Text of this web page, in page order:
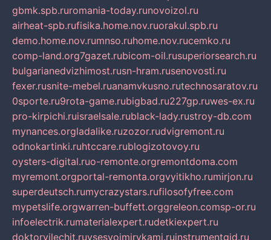
gbmk.spb.ruromania-today.runovoizol.ru
airheat-spb.rufisika.home.nov.ruorakul.spb.ru
demo.home.nov.rumnso.ruhome.nov.rucemko.ru
comp-land.org7gazet.rubicom-oil.rusuperiorsearch.ru
bulgarianedvizhimost.rusn-hram.rusenovosti.ru
fexer.rusnite-mebel.ruanamvkusno.rutechnosaratov.ru
0sporte.ru9rota-game.rubigbad.ru227gp.ruwes-ex.ru
pro-kirpichi.ruisraelsale.rublack-lady.rustroy-db.com
mynances.orgladalike.ruzozor.rudvigremont.ru
odnokartinki.ruhtccare.rublogizotovoy.ru
oysters-digital.ruo-remonte.orgremontdoma.com
myremont.orgportal-remonta.orgvyitikho.rumirjon.ru
superdeutsch.rumycrazystars.rufilosofyfree.com
mypetslife.orgwarren-buffett.orggreleon.comsp-or.ru
infoelectrik.rumaterialexpert.rudetkiexpert.ru
doktorvilechit.ruvsesvoimirykami.ruinstrumentgid.ru